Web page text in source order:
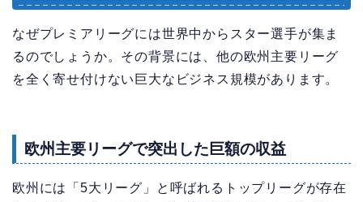
なぜプレミアリーグには世界中からスター選手が集ま
るのでしょうか。その背景には、他の欧州主要リーグ
を全く寄せ付けない巨大なビジネス規模があります。
欧州主要リーグで突出した巨額の収益
欧州には「5大リーグ」と呼ばれるトップリーグが存在